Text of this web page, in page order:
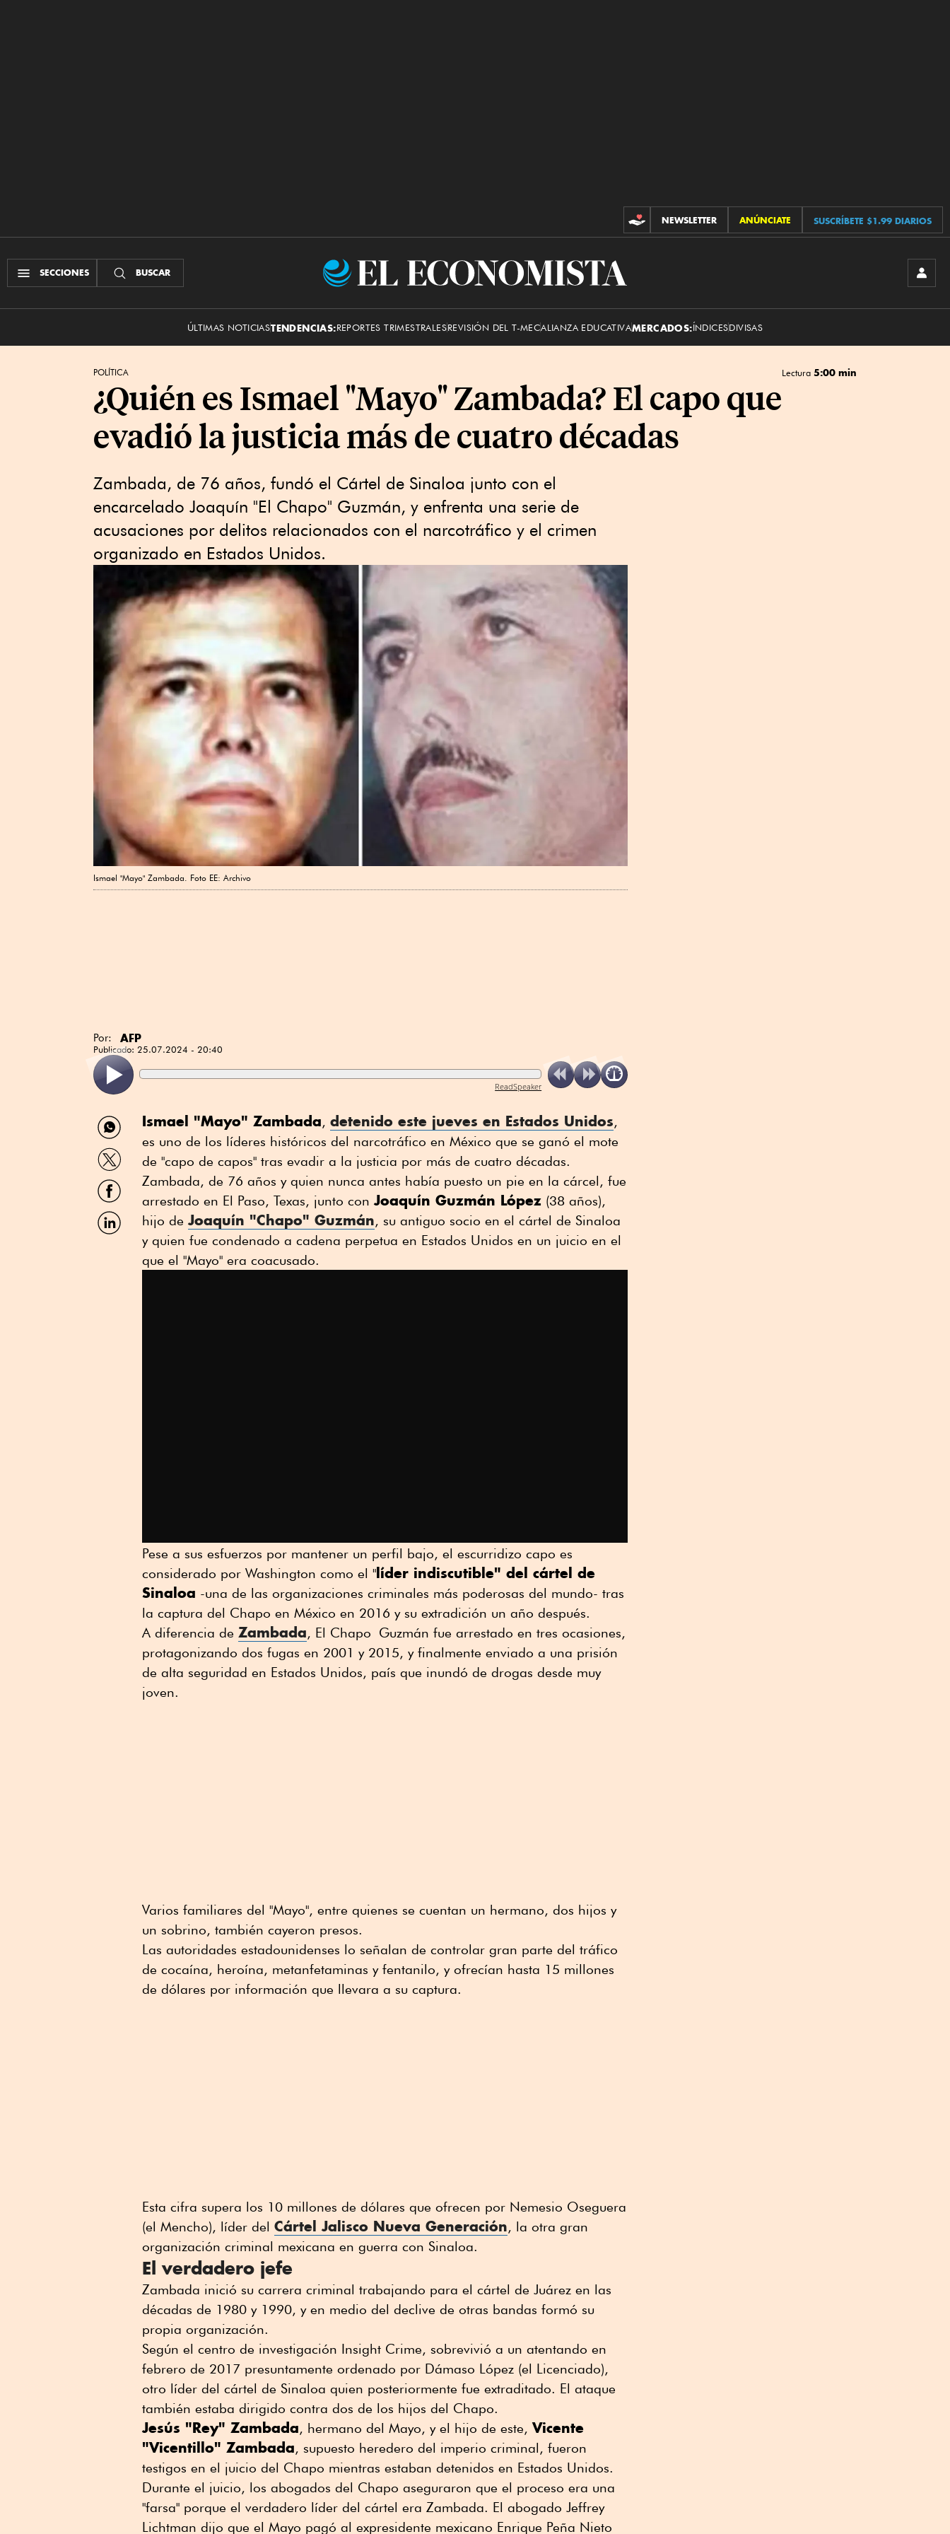
CONTRIBUCIONES
NEWSLETTER ANÚNCIATE SUSCRÍBETE $1.99 DIARIOS
SECCIONES BUSCAR
El
ÚLTIMAS NOTICIASTENDENCIAS:REPORTES TRIMESTRALESREVISIÓN DEL T-MECALIANZA EDUCATIVAMERCADOS:ÍNDICESDIVISAS
POLÍTICA Lectura 5:00 min
¿Quién es Ismael "Mayo" Zambada? El capo que
evadió la justicia más de cuatro décadas
Zambada, de 76 años, fundó el Cártel de Sinaloa junto con el
encarcelado Joaquín "El Chapo" Guzmán, y enfrenta una serie de
acusaciones por delitos relacionados con el narcotráfico y el crimen
organizado en Estados Unidos.
Ismael "Mayo" Zambada. Foto EE: Archivo
Por: AFP
Publicado: 25.07.2024 - 20:40
ReadSpeaker
Compartir
por
WhatsApp
Compartir
por
Twitter
Compartir
por
Facebook
Compartir
por
Ismael "Mayo" Zambada, detenido este jueves en Estados Unidos,
es uno de los líderes históricos del narcotráfico en México que se ganó el mote
de "capo de capos" tras evadir a la justicia por más de cuatro décadas.
Zambada, de 76 años y quien nunca antes había puesto un pie en la cárcel, fue
arrestado en El Paso, Texas, junto con Joaquín Guzmán López (38 años),
hijo de Joaquín "Chapo" Guzmán, su antiguo socio en el cártel de Sinaloa
y quien fue condenado a cadena perpetua en Estados Unidos en un juicio en el
que el "Mayo" era coacusado.
Pese a sus esfuerzos por mantener un perfil bajo, el escurridizo capo es
considerado por Washington como el "líder indiscutible" del cártel de
Sinaloa -una de las organizaciones criminales más poderosas del mundo- tras
la captura del Chapo en México en 2016 y su extradición un año después.
A diferencia de Zambada, El Chapo Guzmán fue arrestado en tres ocasiones,
protagonizando dos fugas en 2001 y 2015, y finalmente enviado a una prisión
de alta seguridad en Estados Unidos, país que inundó de drogas desde muy
joven.
Varios familiares del "Mayo", entre quienes se cuentan un hermano, dos hijos y
un sobrino, también cayeron presos.
Las autoridades estadounidenses lo señalan de controlar gran parte del tráfico
de cocaína, heroína, metanfetaminas y fentanilo, y ofrecían hasta 15 millones
de dólares por información que llevara a su captura.
Esta cifra supera los 10 millones de dólares que ofrecen por Nemesio Oseguera
(el Mencho), líder del Cártel Jalisco Nueva Generación, la otra gran
organización criminal mexicana en guerra con Sinaloa.
El verdadero jefe
Zambada inició su carrera criminal trabajando para el cártel de Juárez en las
décadas de 1980 y 1990, y en medio del declive de otras bandas formó su
propia organización.
Según el centro de investigación Insight Crime, sobrevivió a un atentando en
febrero de 2017 presuntamente ordenado por Dámaso López (el Licenciado),
otro líder del cártel de Sinaloa quien posteriormente fue extraditado. El ataque
también estaba dirigido contra dos de los hijos del Chapo.
Jesús "Rey" Zambada, hermano del Mayo, y el hijo de este,Vicente
"Vicentillo" Zambada, supuesto heredero del imperio criminal, fueron
testigos en el juicio del Chapo mientras estaban detenidos en Estados Unidos.
Durante el juicio, los abogados del Chapo aseguraron que el proceso era una
"farsa" porque el verdadero líder del cártel era Zambada. El abogado Jeffrey
Lichtman dijo que el Mayo pagó al expresidente mexicano Enrique Peña Nieto